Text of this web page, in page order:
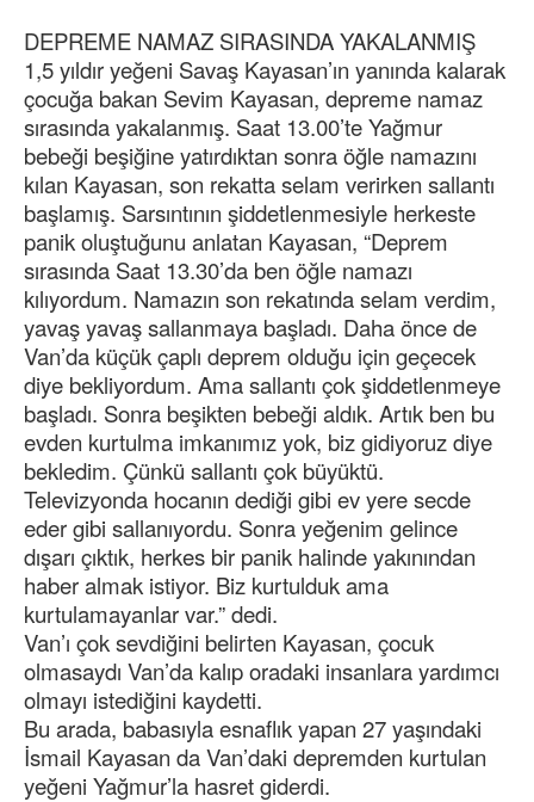
DEPREME NAMAZ SIRASINDA YAKALANMIŞ
1,5 yıldır yeğeni Savaş Kayasan’ın yanında kalarak
çocuğa bakan Sevim Kayasan, depreme namaz
sırasında yakalanmış. Saat 13.00’te Yağmur
bebeği beşiğine yatırdıktan sonra öğle namazını
kılan Kayasan, son rekatta selam verirken sallantı
başlamış. Sarsıntının şiddetlenmesiyle herkeste
panik oluştuğunu anlatan Kayasan, “Deprem
sırasında Saat 13.30’da ben öğle namazı
kılıyordum. Namazın son rekatında selam verdim,
yavaş yavaş sallanmaya başladı. Daha önce de
Van’da küçük çaplı deprem olduğu için geçecek
diye bekliyordum. Ama sallantı çok şiddetlenmeye
başladı. Sonra beşikten bebeği aldık. Artık ben bu
evden kurtulma imkanımız yok, biz gidiyoruz diye
bekledim. Çünkü sallantı çok büyüktü.
Televizyonda hocanın dediği gibi ev yere secde
eder gibi sallanıyordu. Sonra yeğenim gelince
dışarı çıktık, herkes bir panik halinde yakınından
haber almak istiyor. Biz kurtulduk ama
kurtulamayanlar var.” dedi.
Van’ı çok sevdiğini belirten Kayasan, çocuk
olmasaydı Van’da kalıp oradaki insanlara yardımcı
olmayı istediğini kaydetti.
Bu arada, babasıyla esnaflık yapan 27 yaşındaki
İsmail Kayasan da Van’daki depremden kurtulan
yeğeni Yağmur’la hasret giderdi.